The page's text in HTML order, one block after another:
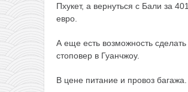
Пхукет, а вернуться с Бали за 401
евро.
А еще есть возможность сделать
стоповер в Гуанчжоу.
В цене питание и провоз багажа.